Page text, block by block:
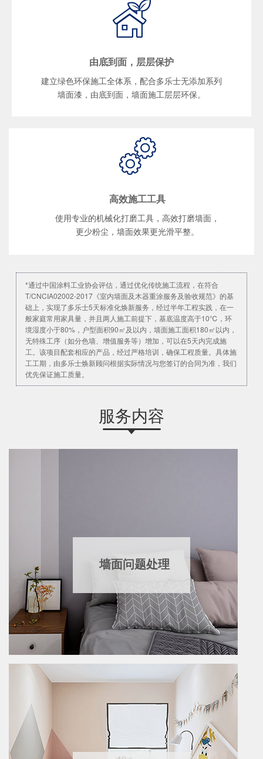
由底到面，层层保护
建立绿色环保施工全体系，配合多乐士无添加系列
墙面漆，由底到面，墙面施工层层环保。
高效施工工具
使用专业的机械化打磨工具，高效打磨墙面，
更少粉尘，墙面效果更光滑平整。
*通过中国涂料工业协会评估，通过优化传统施工流程，在符合
T/CNCIA02002-2017《室内墙面及木器重涂服务及验收规范》的基
础上，实现了多乐士5天标准化焕新服务，经过半年工程实践，在一
般家庭常用家具量，并且两人施工前提下，基底温度高于10℃，环
境湿度小于80%，户型面积90㎡及以内，墙面施工面积180㎡以内，
无特殊工序（如分色墙、增值服务等）增加，可以在5天内完成施
工。该项目配套相应的产品，经过严格培训，确保工程质量。具体施
工工期，由多乐士焕新顾问根据实际情况与您签订的合同为准，我们
优先保证施工质量。
服务内容
墙面问题处理